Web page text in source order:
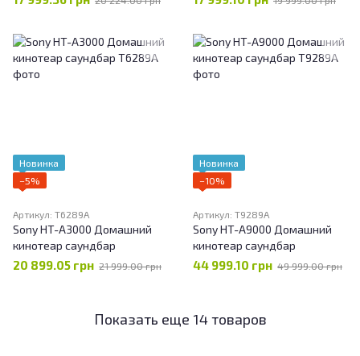
Новинка
−5%
Артикул: T6289A
Sony HT-A3000 Домашний
кинотеар саундбар
20 899.05 грн 21 999.00 грн
Новинка
−10%
Артикул: T9289A
Sony HT-A9000 Домашний
кинотеар саундбар
44 999.10 грн 49 999.00 грн
Показать еще 14 товаров